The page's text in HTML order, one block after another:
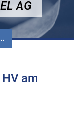
AG
am